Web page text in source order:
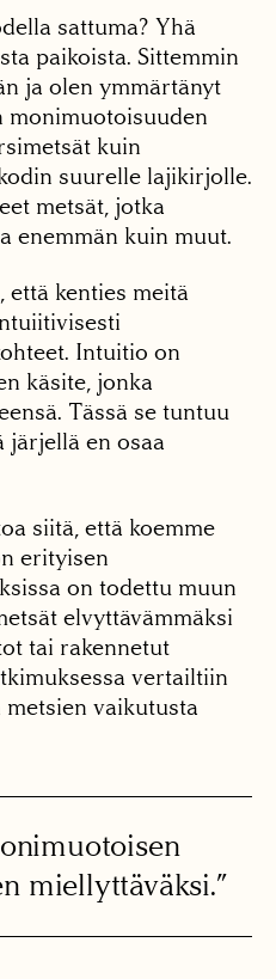
sattuma? Yhä
paikoista. Sittemmin
ja olen ymmärtänyt
monimuotoisuuden
kuin
suurelle lajikirjolle.
metsät, jotka
enemmän kuin muut.
että kenties meitä
Intuitio on
käsite, jonka
Tässä se tuntuu
järjellä en osaa
siitä, että koemme
erityisen
on todettu muun
elvyttävämmäksi
tai rakennetut
vertailtiin
vaikutusta
miellyttäväksi.”